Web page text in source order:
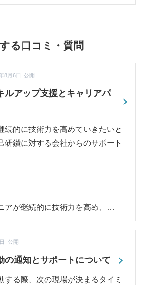
る口コミ・質問
ルアップ支援とキャリアパ
8月6日 公開
続的に技術力を高めていきたいと
研鑽に対する会社からのサポート
アが継続的に技術力を高め、…
の通知とサポートについて
公開
する際、次の現場が決まるタイミ